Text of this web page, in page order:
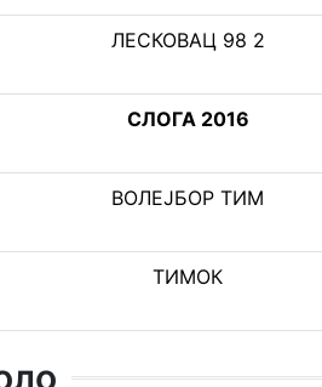
ЛЕСКОВАЦ 98 2
СЛОГА 2016
ВОЛЕЈБОР ТИМ
ТИМОК